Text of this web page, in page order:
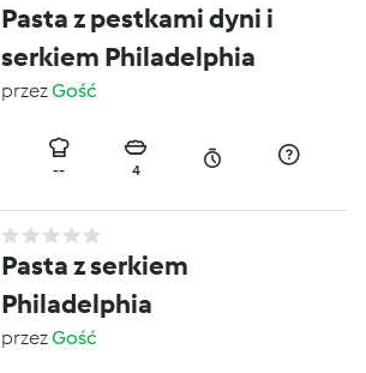
Pasta z pestkami dyni i
serkiem Philadelphia
przezGość
-- 4
Pasta z serkiem
Philadelphia
przezGość